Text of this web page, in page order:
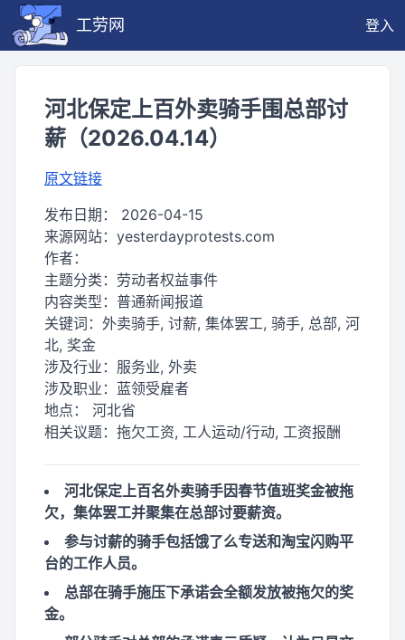
工劳网 登入
河北保定上百外卖骑手围总部讨
薪（2026.04.14）
原文链接
发布日期： 2026-04-15
来源网站： yesterdayprotests.com
作者：
主题分类： 劳动者权益事件
内容类型： 普通新闻报道
关键词： 外卖骑手, 讨薪, 集体罢工, 骑手, 总部, 河
北, 奖金
涉及行业： 服务业, 外卖
涉及职业： 蓝领受雇者
地点： 河北省
相关议题： 拖欠工资, 工人运动/行动, 工资报酬
河北保定上百名外卖骑手因春节值班奖金被拖
欠，集体罢工并聚集在总部讨要薪资。
参与讨薪的骑手包括饿了么专送和淘宝闪购平
台的工作人员。
总部在骑手施压下承诺会全额发放被拖欠的奖
金。